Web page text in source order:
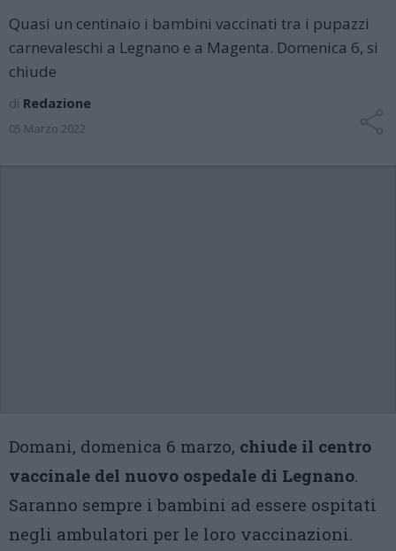
Quasi un centinaio i bambini vaccinati tra i pupazzi
carnevaleschi a Legnano e a Magenta. Domenica 6, si
chiude
di Redazione
05 Marzo 2022
Domani, domenica 6 marzo, chiude il centro
vaccinale del nuovo ospedale di Legnano.
Saranno sempre i bambini ad essere ospitati
negli ambulatori per le loro vaccinazioni.